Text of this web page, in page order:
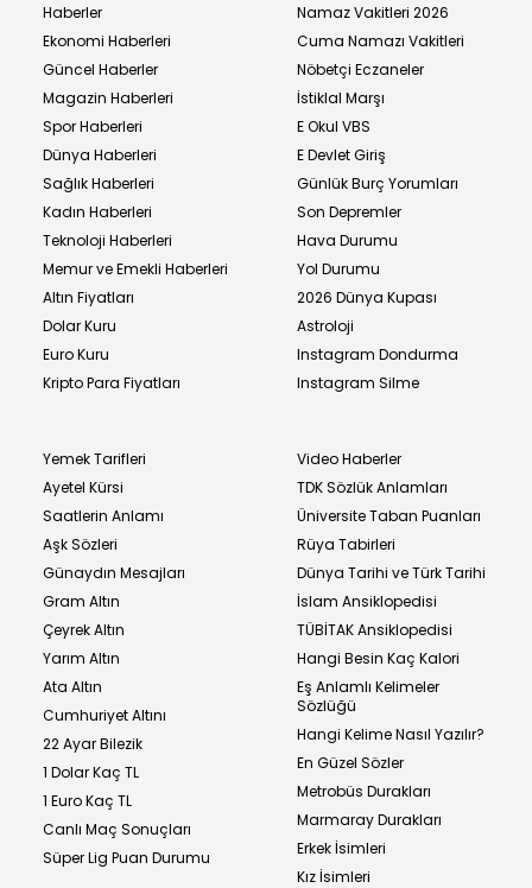
Haberler
Ekonomi Haberleri
Güncel Haberler
Magazin Haberleri
Spor Haberleri
Dünya Haberleri
Sağlık Haberleri
Kadın Haberleri
Teknoloji Haberleri
Memur ve Emekli Haberleri
Altın Fiyatları
Dolar Kuru
Euro Kuru
Kripto Para Fiyatları
Namaz Vakitleri 2026
Cuma Namazı Vakitleri
Nöbetçi Eczaneler
İstiklal Marşı
E Okul VBS
E Devlet Giriş
Günlük Burç Yorumları
Son Depremler
Hava Durumu
Yol Durumu
2026 Dünya Kupası
Astroloji
Instagram Dondurma
Instagram Silme
Yemek Tarifleri
Ayetel Kürsi
Saatlerin Anlamı
Aşk Sözleri
Günaydın Mesajları
Gram Altın
Çeyrek Altın
Yarım Altın
Ata Altın
Cumhuriyet Altını
22 Ayar Bilezik
1 Dolar Kaç TL
1 Euro Kaç TL
Canlı Maç Sonuçları
Süper Lig Puan Durumu
Video Haberler
TDK Sözlük Anlamları
Üniversite Taban Puanları
Rüya Tabirleri
Dünya Tarihi ve Türk Tarihi
İslam Ansiklopedisi
TÜBİTAK Ansiklopedisi
Hangi Besin Kaç Kalori
Eş Anlamlı Kelimeler
Sözlüğü
Hangi Kelime Nasıl Yazılır?
En Güzel Sözler
Metrobüs Durakları
Marmaray Durakları
Erkek İsimleri
Kız İsimleri